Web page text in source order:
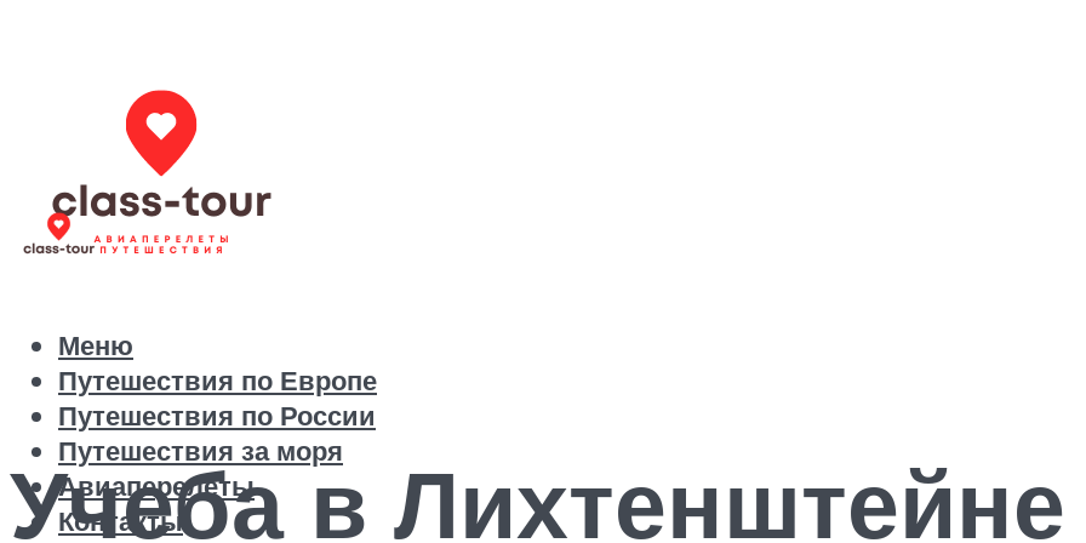
Путешествия по Европе
Путешествия по России
Путешествия за моря
Авиаперелеты
Контакты
Меню
Учеба в